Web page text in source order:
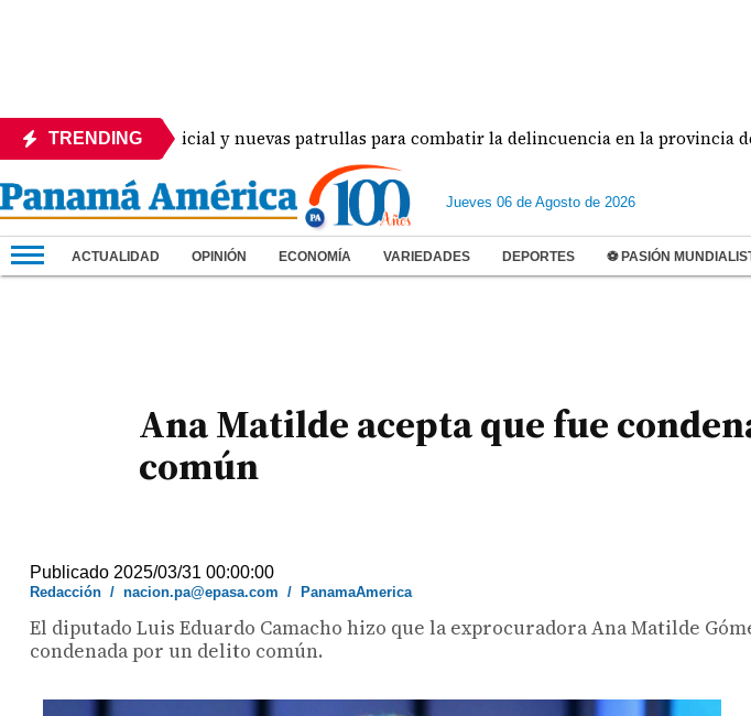
TRENDING
despliegue policial y nuevas patrullas para combatir la delincuencia en la provincia de
Jueves 06 de Agosto de 2026
ACTUALIDAD OPINIÓN ECONOMÍA VARIEDADES DEPORTES ⚽ PASIÓN
Ana Matilde acepta que fue
común
Publicado 2025/03/31 00:00:00
Redacción /nacion.pa@epasa.com / PanamaAmerica
El diputado Luis Eduardo Camacho hizo que la exprocuradora Ana Matilde
condenada por un delito común.